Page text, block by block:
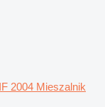
2004 Mieszalnik